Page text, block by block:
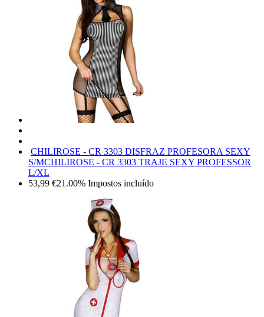
CHILIROSE - CR 3303 DISFRAZ PROFESORA SEXY
S/MCHILIROSE - CR 3303 TRAJE SEXY PROFESSOR
L/XL
53,99 €21.00% Impostos incluído